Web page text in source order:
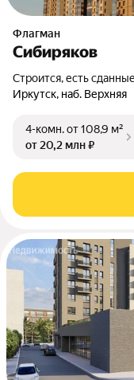
Флагман
Сибиряков
Строится, есть сданные
Иркутск, наб. Верхняя
4-комн.от 108,9 м²
от 20,2 млн ₽